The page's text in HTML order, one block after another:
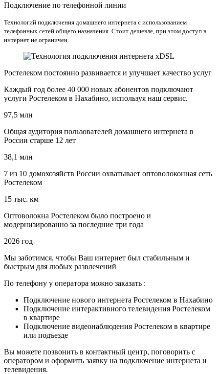
Подключение по телефонной линии
Технологий подключения домашнего интернета с использованием
телефонных сетей общего назначения. Стоит дешевле, при этом доступ в
интернет не ограничен.
Ростелеком постоянно развивается и улучшает качество услуг
Каждый год более 40 000 новых абонентов подключают
услуги Ростелеком в Нахабино, используя наш сервис.
97,5 млн
Общая аудитория пользователей домашнего интернета в
России старше 12 лет
38,1 млн
7 из 10 домохозяйств России охватывает оптоволоконная сеть
Ростелеком
15 тыс. км
Оптоволокна Ростелеком было построено и
модернизированно за последние три года
2026 год
Мы заботимся, чтобы Ваш интернет был стабильным и
быстрым для любых развлечений
По телефону у оператора можно заказать :
Подключение нового интернета Ростелеком в Нахабино
Подключение интерактивного телевидения Ростелеком
в квартире
Подключение видеонаблюдения Ростелеком в квартире
или подъезде
Вы можете позвонить в контактный центр, поговорить с
оператором и оформить заявку на подключение интернета и
телевидения.